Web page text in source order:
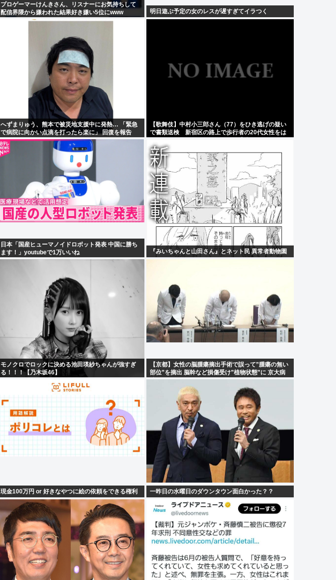
プロゲーマーけんきさん、リスナーにお気持ちして
配信界隈から嫌われた結果好き嫌い5位にwww
明日遊ぶ予定の女のレスが遅すぎてイラつく
へずまりゅう、熊本で被災地支援中に発熱… 「緊急
で病院に向かい点滴を打ったら楽に」 回復を報告
【歌舞伎】中村小三郎さん（77）をひき逃げの疑い
で書類送検 新宿区の路上で歩行者の20代女性をは
日本「国産ヒューマノイドロボット発表 中国に勝ち
ます！」youtubeで1万いいね
『みいちゃんと山田さん』とネット民 異常者動物園
モノクロでロックに決める池田瑛紗ちゃんが強すぎ
る！！！【乃木坂46】
【京都】女性の脳腫瘍摘出手術で誤って”腫瘍の無い
部位”を摘出 脳幹など損傷受け”植物状態”に 京大病
院
現金100万円 or 好きなやつに絵の依頼をできる権利 一昨日の水曜日のダウンタウン面白かった？？